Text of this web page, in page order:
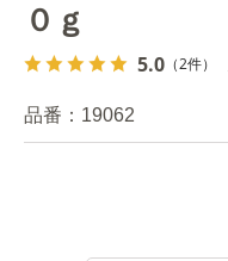
０ｇ
5.0 （2件）
品番： 19062